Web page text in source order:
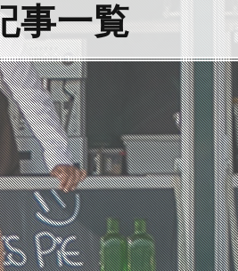
事一覧